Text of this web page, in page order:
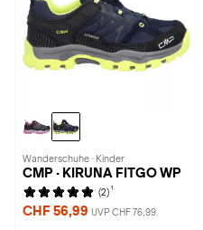
Wanderschuhe · Kinder
CMP · KIRUNA FITGO WP
(2) 1
CHF 56,99 UVP CHF 76,99